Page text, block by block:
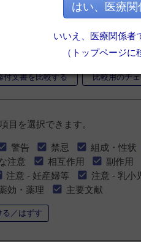
付文書を比較する 比較用のチ
目を選択できます。
警告 禁忌 組成・性状
注意 相互作用
副作用
注意 - 妊産婦等
注意 - 乳小
効・薬理 主要文献
る／はずす
はい、医療関
いいえ、医療関係者
（トップページに